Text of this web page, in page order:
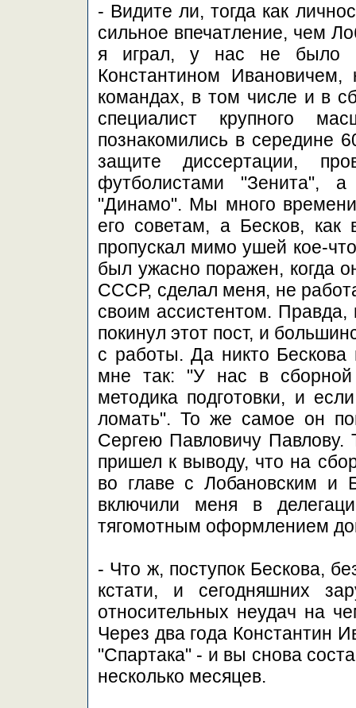
- Видите ли, тогда как
сильное впечатление, чем
я играл, у нас не было
Константином
командах, в том числе и в
специалист крупного
познакомились в середине
защите диссертации,
футболистами "Зенита",
"Динамо". Мы много
его советам, а Бесков, как
пропускал мимо ушей кое-
был ужасно поражен, когда
СССР, сделал меня, не
своим ассистентом.
покинул этот пост, и
с работы. Да никто
мне так: "У нас в сборной
методика подготовки, и
ломать". То же самое он
Сергею Павловичу Павлову.
пришел к выводу, что на
во главе с Лобановским и
включили меня в
тягомотным оформлением
- Что ж, поступок Бескова,
кстати, и сегодняшних
относительных неудач на
Через два года Константин
"Спартака" - и вы снова
несколько месяцев.